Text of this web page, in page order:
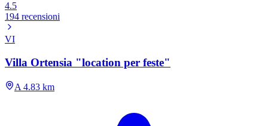
4.5
194 recensioni
VI
Villa Ortensia "location per feste"
A 4.83 km